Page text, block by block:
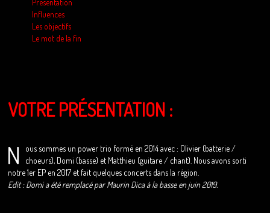
Influences
Les objectifs
Le mot de la fin
VOTRE PRÉSENTATION :
N
ous sommes un power trio formé en 2014 avec : Olivier (batterie /
choeurs), Domi (basse) et Matthieu (guitare / chant). Nous avons sorti
notre 1er EP en 2017 et fait quelques concerts dans la région.
Edit : Domi a été remplacé par Maurin Dica à la basse en juin 2019.